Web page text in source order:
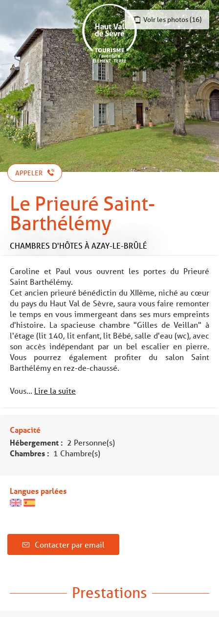
contenu
principal
Voir les photos (16)
APPELER
Le Prieuré Saint-
Barthélémy
CHAMBRES D'HÔTES À AZAY-LE-BRÛLÉ
Caroline et Paul vous ouvrent les portes du Prieuré
Saint Barthélémy.
Cet ancien prieuré bénédictin du XIIème, niché au cœur
du pays du Haut Val de Sèvre, saura vous faire remonter
le temps en vous immergeant dans ses murs empreints
d'histoire. La spacieuse chambre "Gilles de Veillan" à
l'étage (lit 140, lit enfant, lit Bébé, salle d'eau (wc), avec
son accès indépendant par un bel escalier en pierre.
Vous pourrez également profiter du salon Saint
Barthélémy en rez-de-chaussé.
Vous... Lire la suite
Capacité
Hébergement : 2 Personne(s)
Chambres : 1 Chambre(s)
Langues parlées
Contacter par email
Prestations